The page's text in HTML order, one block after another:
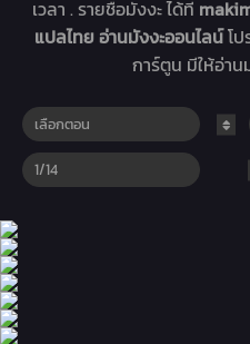
เวลา . รายชื่อมังงะ ได้ที่
แปลไทย อ่านมังงะออนไลน์โ
การ์ตูน มีให้อ่าน